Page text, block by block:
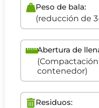
Peso de bala:
(reducción de
Abertura de
contenedor)
Residuos: